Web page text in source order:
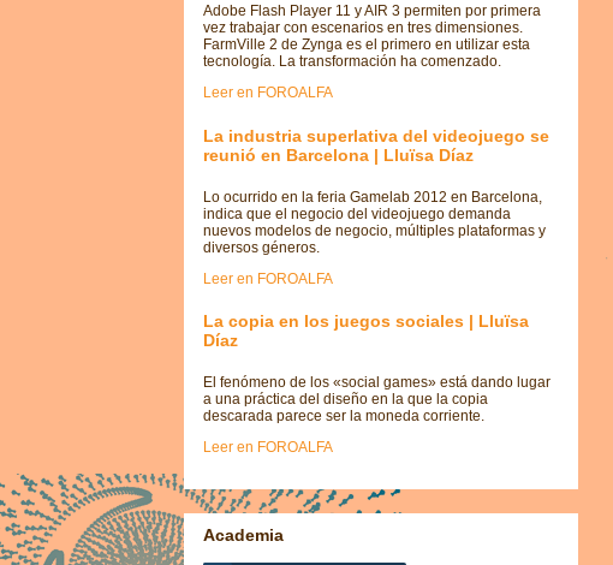
Adobe Flash Player 11 y AIR 3 permiten por primera
vez trabajar con escenarios en tres dimensiones.
FarmVille 2 de Zynga es el primero en utilizar esta
tecnología. La transformación ha comenzado.
Leer en FOROALFA
La industria superlativa del videojuego se
reunió en Barcelona | Lluïsa Díaz
Lo ocurrido en la feria Gamelab 2012 en Barcelona,
indica que el negocio del videojuego demanda
nuevos modelos de negocio, múltiples plataformas y
diversos géneros.
Leer en FOROALFA
La copia en los juegos sociales | Lluïsa
Díaz
El fenómeno de los «social games» está dando lugar
a una práctica del diseño en la que la copia
descarada parece ser la moneda corriente.
Leer en FOROALFA
Academia